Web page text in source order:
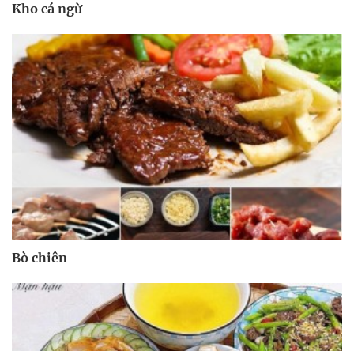
Kho cá ngừ
Bò chiên